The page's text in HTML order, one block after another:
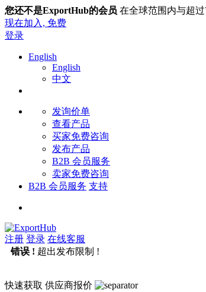
您还不是ExportHub的会员 在全球范围内与超
现在加入, 免费
登录
English
English
中文
发询价单
查看产品
买家免费咨询
发布产品
B2B 会员服务
卖家免费咨询
B2B 会员服务 支持
注册 登录 在线客服
错误 ! 超出发布限制 !
快速获取 供应商报价